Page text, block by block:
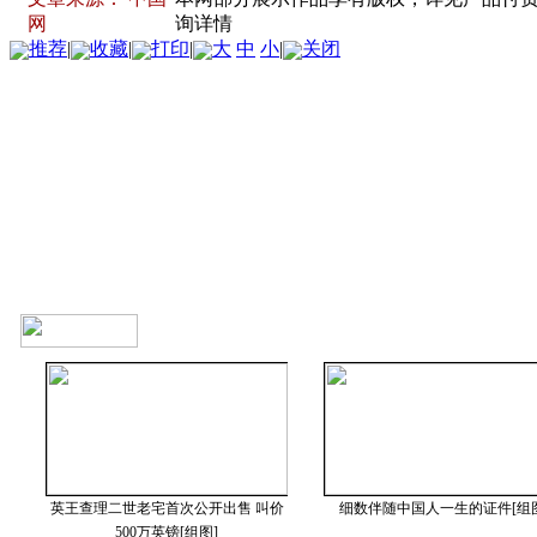
网
询详情
推荐| 收藏| 打印| 大 中 小| 关闭